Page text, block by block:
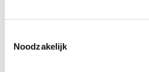
Noodzakelijk
guardrails toepast en hoe je
Deze Agentic AI-training helpt